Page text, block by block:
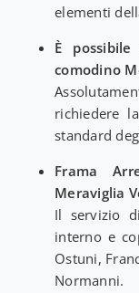
elementi
È
comodino
richiedere
standard
Frama
Meraviglia
Il servizio
interno e
Ostuni,
Normanni.